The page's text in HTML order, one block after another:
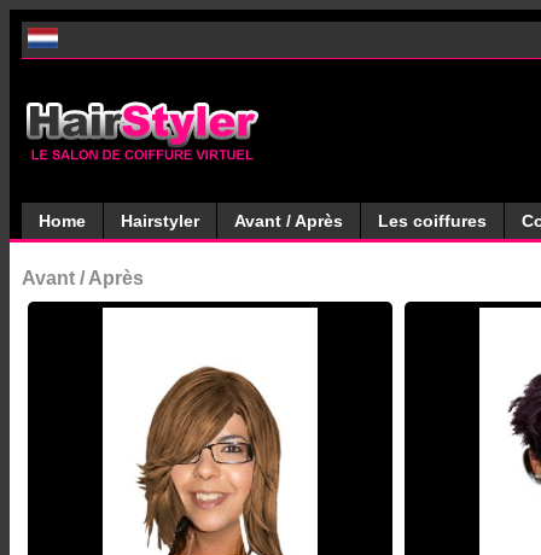
Home Hairstyler Avant / Après Les coiffures
Avant / Après